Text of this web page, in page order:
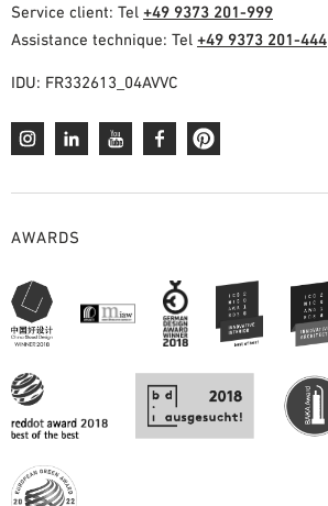
Service client: Tel +49 9373 201-999
Assistance technique: Tel +49 9373 201-444
IDU: FR332613_04AVVC
AWARDS